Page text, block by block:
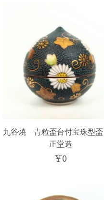
九谷焼 青粒盃台付宝珠型
正堂造
¥0